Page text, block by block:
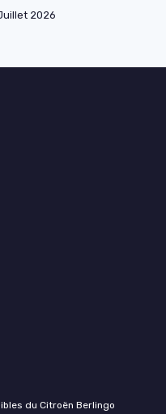
2026
du Citroën Berlingo